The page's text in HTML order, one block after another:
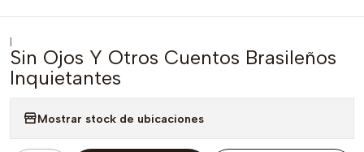
|
Sin Ojos Y Otros Cuentos Brasileños
Inquietantes
Mostrar stock de ubicaciones